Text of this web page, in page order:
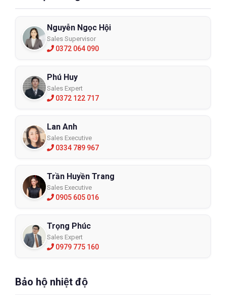
Nguyễn Ngọc Hội
Sales Supervisor
0372 064 090
Phú Huy
Sales Expert
0372 122 717
Lan Anh
Sales Executive
0334 789 967
Trần Huyền Trang
Sales Executive
0905 605 016
Trọng Phúc
Sales Expert
0979 775 160
Bảo hộ nhiệt độ